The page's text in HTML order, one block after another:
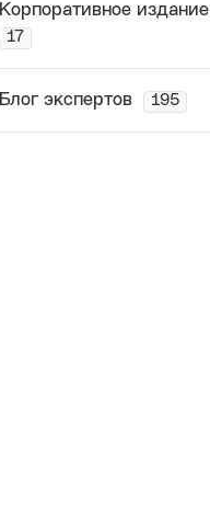
Корпоративное издание
17
Блог экспертов 195